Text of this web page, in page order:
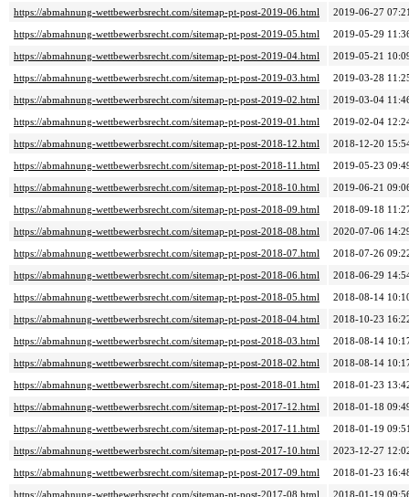
https://abmahnung-wettbewerbsrecht.com/sitemap-pt-post-2019-06.html
2019-06-27
https://abmahnung-wettbewerbsrecht.com/sitemap-pt-post-2019-05.html
2019-05-29
https://abmahnung-wettbewerbsrecht.com/sitemap-pt-post-2019-04.html
2019-05-21
https://abmahnung-wettbewerbsrecht.com/sitemap-pt-post-2019-03.html
2019-03-28
https://abmahnung-wettbewerbsrecht.com/sitemap-pt-post-2019-02.html
2019-03-04
https://abmahnung-wettbewerbsrecht.com/sitemap-pt-post-2019-01.html
2019-02-04
https://abmahnung-wettbewerbsrecht.com/sitemap-pt-post-2018-12.html
2018-12-20
https://abmahnung-wettbewerbsrecht.com/sitemap-pt-post-2018-11.html
2019-05-23
https://abmahnung-wettbewerbsrecht.com/sitemap-pt-post-2018-10.html
2019-06-21
https://abmahnung-wettbewerbsrecht.com/sitemap-pt-post-2018-09.html
2018-09-18
https://abmahnung-wettbewerbsrecht.com/sitemap-pt-post-2018-08.html
2020-07-06
https://abmahnung-wettbewerbsrecht.com/sitemap-pt-post-2018-07.html
2018-07-26
https://abmahnung-wettbewerbsrecht.com/sitemap-pt-post-2018-06.html
2018-06-29
https://abmahnung-wettbewerbsrecht.com/sitemap-pt-post-2018-05.html
2018-08-14
https://abmahnung-wettbewerbsrecht.com/sitemap-pt-post-2018-04.html
2018-10-23
https://abmahnung-wettbewerbsrecht.com/sitemap-pt-post-2018-03.html
2018-08-14
https://abmahnung-wettbewerbsrecht.com/sitemap-pt-post-2018-02.html
2018-08-14
https://abmahnung-wettbewerbsrecht.com/sitemap-pt-post-2018-01.html
2018-01-23
https://abmahnung-wettbewerbsrecht.com/sitemap-pt-post-2017-12.html
2018-01-18
https://abmahnung-wettbewerbsrecht.com/sitemap-pt-post-2017-11.html
2018-01-19
https://abmahnung-wettbewerbsrecht.com/sitemap-pt-post-2017-10.html
2023-12-27
https://abmahnung-wettbewerbsrecht.com/sitemap-pt-post-2017-09.html
2018-01-23
https://abmahnung-wettbewerbsrecht.com/sitemap-pt-post-2017-08.html
2018-01-19